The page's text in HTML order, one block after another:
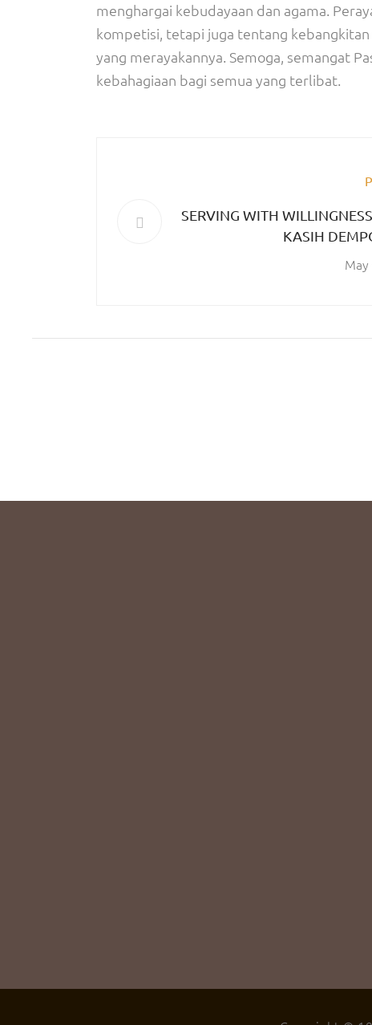
menghargai kebudayaan dan agama.
kompetisi, tetapi juga tentang
yang merayakannya. Semoga, semangat
kebahagiaan bagi semua yang terlibat.
SERVING WITH
KASIH